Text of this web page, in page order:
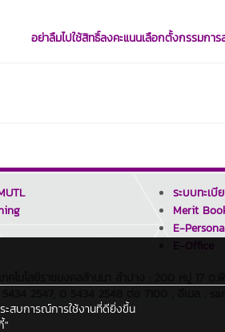
อย่าลืมไปใช้สิทธิ์ลงคะแนนเลือกตั้งกรรมการ
ระบบทะเบี
Merit
E-
E-Office
ระสบการณ์การใช้งานที่ดียิ่งขึ้น
"